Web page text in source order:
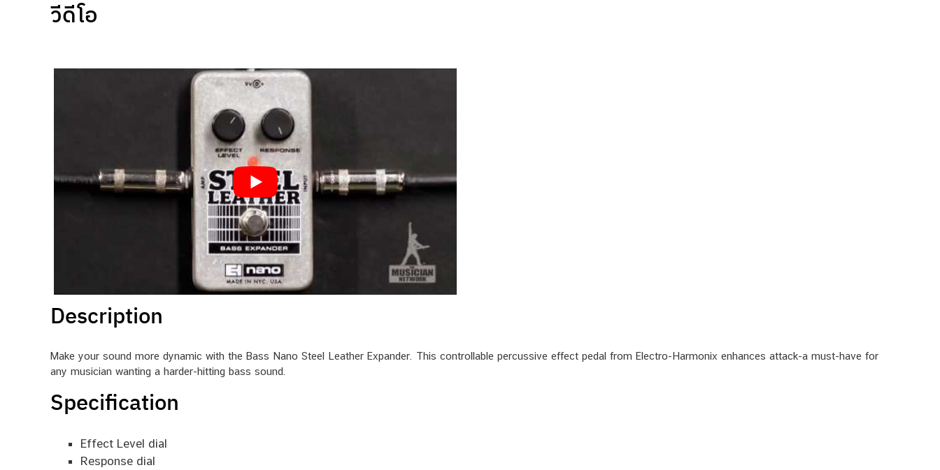
วีดีโอ
Description
Make your sound more dynamic with the Bass Nano Steel Leather Expander. This controllable percussive effect pedal from Electro-Harmonix enhances attack-a must-have for
any musician wanting a harder-hitting bass sound.
Specification
Effect Level dial
Response dial